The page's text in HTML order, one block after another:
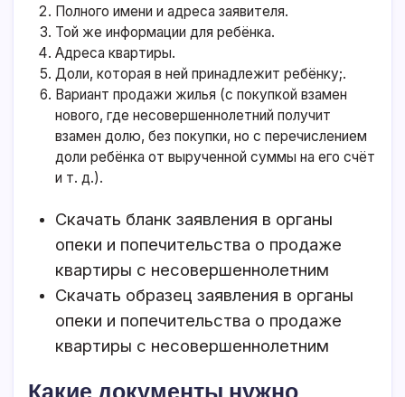
Полного имени и адреса заявителя.
Той же информации для ребёнка.
Адреса квартиры.
Доли, которая в ней принадлежит ребёнку;.
Вариант продажи жилья (с покупкой взамен
нового, где несовершеннолетний получит
взамен долю, без покупки, но с перечислением
доли ребёнка от вырученной суммы на его счёт
и т. д.).
Скачать бланк заявления в органы
опеки и попечительства о продаже
квартиры с несовершеннолетним
Скачать образец заявления в органы
опеки и попечительства о продаже
квартиры с несовершеннолетним